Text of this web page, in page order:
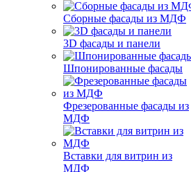
Сборные фасады из МДФ
3D фасады и панели
Шпонированные фасады
Фрезерованные фасады из
МДФ
Вставки для витрин из
МДФ